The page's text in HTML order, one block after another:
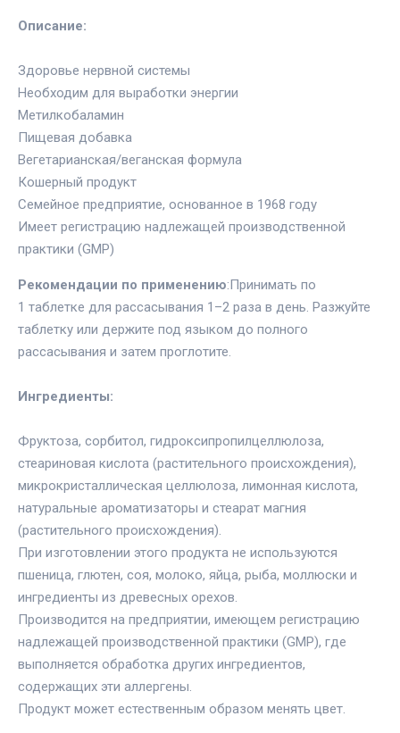
Описание:
Здоровье нервной системы
Необходим для выработки энергии
Метилкобаламин
Пищевая добавка
Вегетарианская/веганская формула
Кошерный продукт
Семейное предприятие, основанное в 1968 году
Имеет регистрацию надлежащей производственной
практики (GMP)
Рекомендации по применению:Принимать по
1 таблетке для рассасывания 1–2 раза в день. Разжуйте
таблетку или держите под языком до полного
рассасывания и затем проглотите.
Ингредиенты:
Фруктоза, сорбитол, гидроксипропилцеллюлоза,
стеариновая кислота (растительного происхождения),
микрокристаллическая целлюлоза, лимонная кислота,
натуральные ароматизаторы и стеарат магния
(растительного происхождения).
При изготовлении этого продукта не используются
пшеница, глютен, соя, молоко, яйца, рыба, моллюски и
ингредиенты из древесных орехов.
Производится на предприятии, имеющем регистрацию
надлежащей производственной практики (GMP), где
выполняется обработка других ингредиентов,
содержащих эти аллергены.
Продукт может естественным образом менять цвет.